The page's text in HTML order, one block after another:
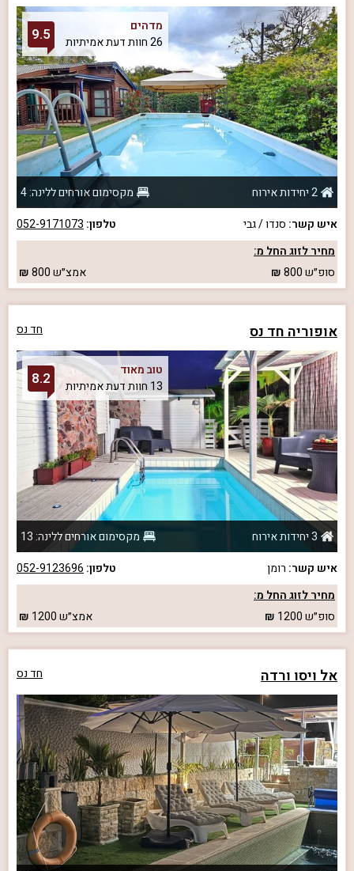
מדהים
26 חוות דעת אמיתיות
9.5
2 יחידות אירוח
מקסימום אורחים ללינה: 4
איש קשר: סנדו / גבי טלפון: 052-9171073
מחיר לזוג החל מ:
סופ״ש800 אמצ״ש800
אופוריה חד נס חד נס
טוב מאוד
13 חוות דעת אמיתיות
8.2
3 יחידות אירוח
מקסימום אורחים ללינה: 13
איש קשר: רומן טלפון: 052-9123696
מחיר לזוג החל מ:
סופ״ש1200 אמצ״ש1200
אל ויסו ורדה חד נס